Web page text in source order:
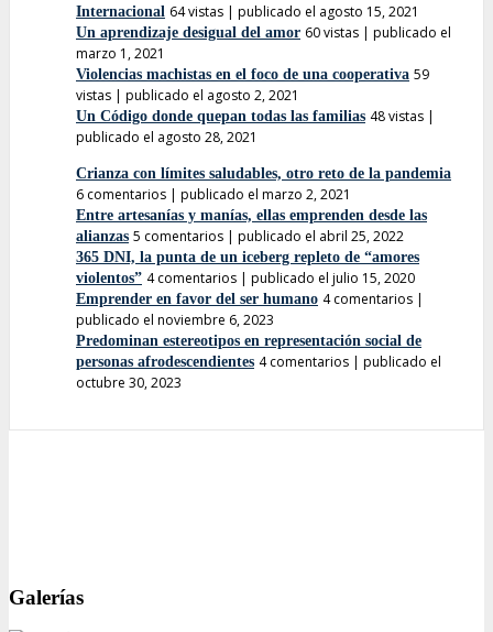
Internacional 64 vistas | publicado el agosto 15, 2021
Un aprendizaje desigual del amor 60 vistas | publicado el
marzo 1, 2021
Violencias machistas en el foco de una cooperativa 59
vistas | publicado el agosto 2, 2021
Un Código donde quepan todas las familias 48 vistas |
publicado el agosto 28, 2021
Crianza con límites saludables, otro reto de la pandemia
6 comentarios | publicado el marzo 2, 2021
Entre artesanías y manías, ellas emprenden desde las
alianzas 5 comentarios | publicado el abril 25, 2022
365 DNI, la punta de un iceberg repleto de “amores
violentos” 4 comentarios | publicado el julio 15, 2020
Emprender en favor del ser humano 4 comentarios |
publicado el noviembre 6, 2023
Predominan estereotipos en representación social de
personas afrodescendientes 4 comentarios | publicado el
octubre 30, 2023
Galerías